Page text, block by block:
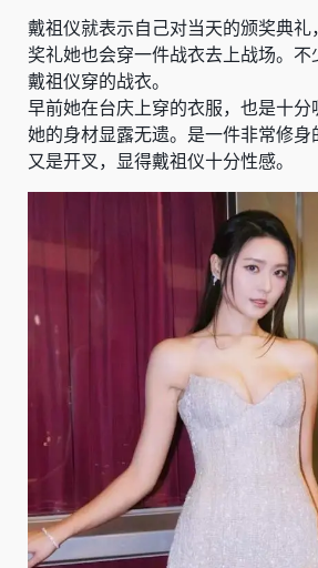
戴祖仪就表示自己对当天的颁奖典
奖礼她也会穿一件战衣去上战场。
戴祖仪穿的战衣。
早前她在台庆上穿的衣服，也是十
她的身材显露无遗。是一件非常修
又是开叉，显得戴祖仪十分性感。